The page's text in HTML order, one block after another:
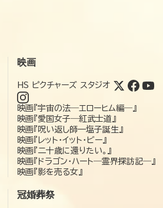
映画
HS ピクチャーズ スタジオ
映画『宇宙の法―エローヒム編―』
映画『愛国女子―紅武士道』
映画『呪い返し師—塩子誕生』
映画『レット・イット・ビー』
映画『二十歳に還りたい。』
映画『ドラゴン・ハート―霊界探訪記―』
映画『影を売る女』
冠婚葬祭